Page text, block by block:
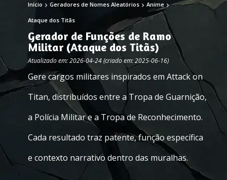
Início Geradores de Nomes Aleatórios Anime
Ataque dos Titãs
Gerador de Funções de Ramo
Militar (Ataque dos Titãs)
Atualizado em: 2026-04-24 (criado em: 2025-06-16)
Gere cargos militares inspirados em Attack on
Titan, distribuídos entre a Tropa de Guarnição,
a Polícia Militar e a Tropa de Reconhecimento.
Cada resultado traz patente, função específica
e contexto narrativo dentro das muralhas.